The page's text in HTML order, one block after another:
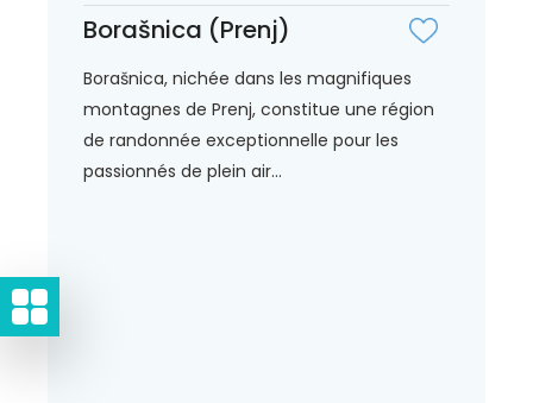
Borašnica (Prenj)
Borašnica, nichée dans les magnifiques
montagnes de Prenj, constitue une région
de randonnée exceptionnelle pour les
passionnés de plein air...